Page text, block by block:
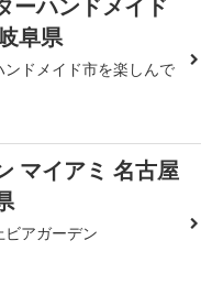
ーハンドメイド
阜県
ドメイド市を楽しんで
マイアミ 名古屋
アガーデン